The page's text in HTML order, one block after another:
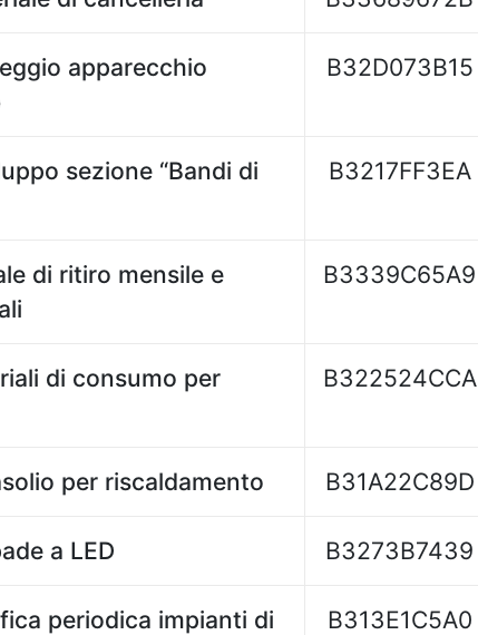
apparecchio
B32D073B15
sezione “Bandi di
B3217FF3EA
di ritiro mensile e
B3339C65A9
di consumo per
B322524CCA
per riscaldamento B31A22C89D
a LED B3273B7439
periodica impianti di
B313E1C5A0